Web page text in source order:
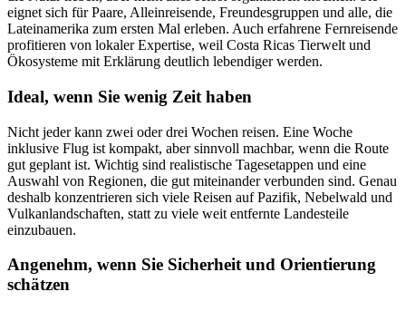
eignet sich für Paare, Alleinreisende, Freundesgruppen und alle, die
Lateinamerika zum ersten Mal erleben. Auch erfahrene Fernreisende
profitieren von lokaler Expertise, weil Costa Ricas Tierwelt und
Ökosysteme mit Erklärung deutlich lebendiger werden.
Ideal, wenn Sie wenig Zeit haben
Nicht jeder kann zwei oder drei Wochen reisen. Eine Woche
inklusive Flug ist kompakt, aber sinnvoll machbar, wenn die Route
gut geplant ist. Wichtig sind realistische Tagesetappen und eine
Auswahl von Regionen, die gut miteinander verbunden sind. Genau
deshalb konzentrieren sich viele Reisen auf Pazifik, Nebelwald und
Vulkanlandschaften, statt zu viele weit entfernte Landesteile
einzubauen.
Angenehm, wenn Sie Sicherheit und Orientierung
schätzen